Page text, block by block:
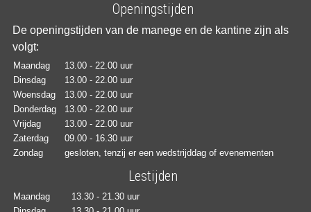
Openingstijden
De openingstijden van de manege en de kantine zijn als
volgt:
Maandag
13.00 - 22.00 uur
Dinsdag
13.00 - 22.00 uur
Woensdag
13.00 - 22.00 uur
Donderdag
13.00 - 22.00 uur
Vrijdag
13.00 - 22.00 uur
Zaterdag
09.00 - 16.30 uur
Zondag
gesloten, tenzij er een wedstrijddag of evenementen
Lestijden
Maandag
13.30 - 21.30 uur